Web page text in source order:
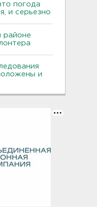
погода
и серьезно
районе
и